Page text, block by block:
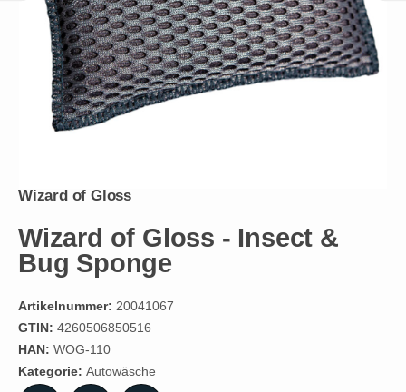
Wizard of Gloss
Wizard of Gloss - Insect &
Bug Sponge
Artikelnummer: 20041067
GTIN: 4260506850516
HAN: WOG-110
Kategorie: Autowäsche